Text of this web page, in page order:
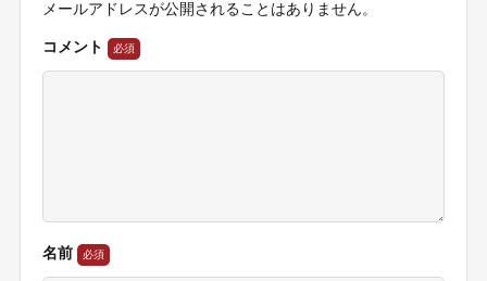
メールアドレスが公開されることはありません。
コメント
名前